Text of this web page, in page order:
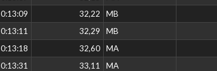
0:13:09 32,22 MB
0:13:11 32,29 MB
0:13:18 32,60 MA
0:13:31 33,11 MA